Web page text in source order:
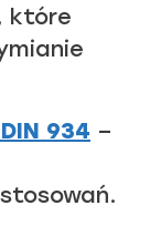
które
934 –